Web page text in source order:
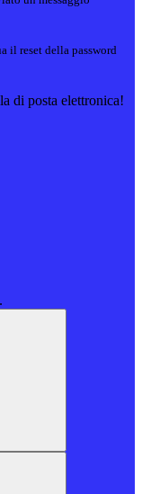
il reset della password
di posta elettronica!